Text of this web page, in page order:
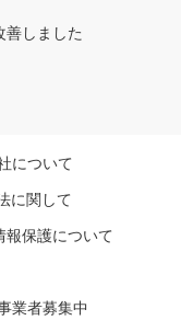
善しました
について
に関して
報保護について
業者募集中